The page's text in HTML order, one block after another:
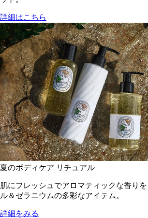
詳細はこちら
夏のボディケア リチュアル
肌にフレッシュでアロマティックな香り
ル＆ゼラニウムの多彩なアイテム。
詳細をみる